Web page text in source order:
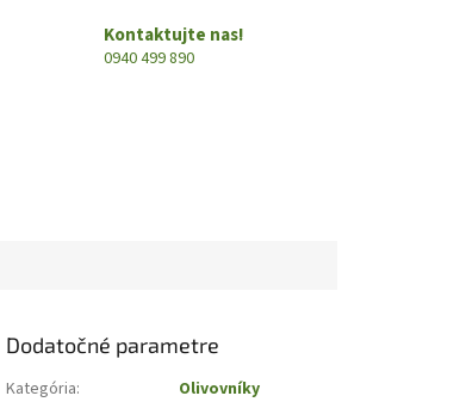
Kontaktujte nas!
0940 499 890
Dodatočné parametre
Kategória:
Olivovníky